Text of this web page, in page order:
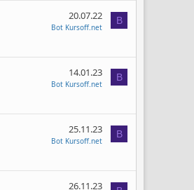
20.07.22
Bot Kursoff.net
B
14.01.23
Bot Kursoff.net
B
25.11.23
Bot Kursoff.net
B
26.11.23